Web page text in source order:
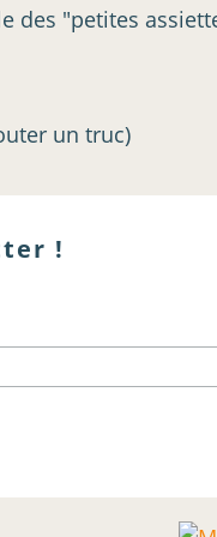
des "petites
un truc)
!